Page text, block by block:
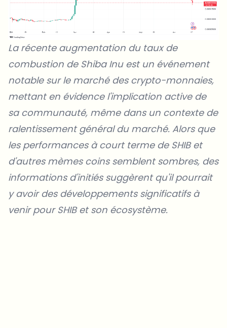
La récente augmentation du taux de
combustion de Shiba Inuest un événement
notable sur le marché des crypto-monnaies,
mettant en évidence l'implication active de
sa communauté, même dans un contexte de
ralentissement général du marché. Alors que
les performances à court terme de SHIB et
d'autres mèmes coins semblent sombres, des
informations d'initiés suggèrent qu'il pourrait
y avoir des développements significatifs à
venir pour SHIB et son écosystème.